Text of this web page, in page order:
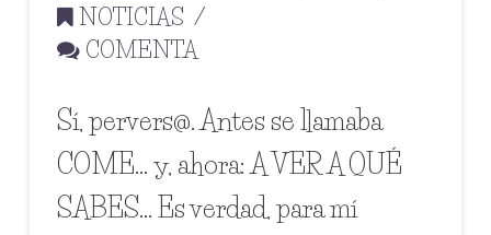
NOTICIAS
COMENTA
Sí, pervers@. Antes se llamaba
COME… y, ahora: A VER A QUÉ
SABES… Es verdad, para mí